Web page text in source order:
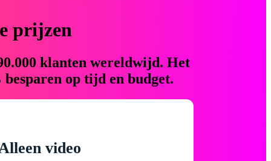
prijzen
klanten wereldwijd. Het
op tijd en budget.
video